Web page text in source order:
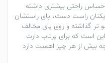
احساس راحتی بیشتری داشته
راست دست، پای راستشان
تر گذاشته و روی پای مخالف
است که برای پرتاب دارت
بیش از هر چیز اهمیت دارد